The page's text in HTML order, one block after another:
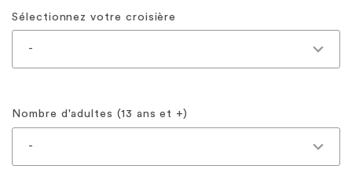
Sélectionnez votre croisière
Nombre d'adultes (13 ans et +)